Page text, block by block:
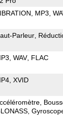
MP3
Parleur
WAV FLAC
XVID